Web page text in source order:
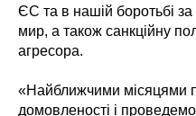
ЄС та в нашій боротьбі
мир, а також санкційну
агресора.
«Найближчими місяцями
домовленості і